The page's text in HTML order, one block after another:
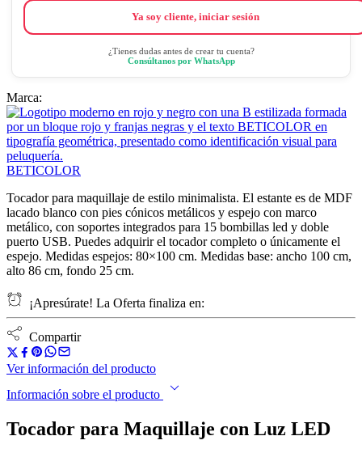
Ya soy cliente, iniciar sesión
¿Tienes dudas antes de crear tu cuenta?
Consúltanos por WhatsApp
Marca:
BETICOLOR
Tocador para maquillaje de estilo minimalista. El estante es de MDF
lacado blanco con pies cónicos metálicos y espejo con marco
metálico, con soportes integrados para 15 bombillas led y doble
puerto USB. Puedes adquirir el tocador completo o únicamente el
espejo. Medidas espejos: 80×100 cm. Medidas base: ancho 100 cm,
alto 86 cm, fondo 25 cm.
¡Apresúrate! La Oferta finaliza en:
Compartir
Ver información del producto
Información sobre el producto
Tocador para Maquillaje con Luz LED